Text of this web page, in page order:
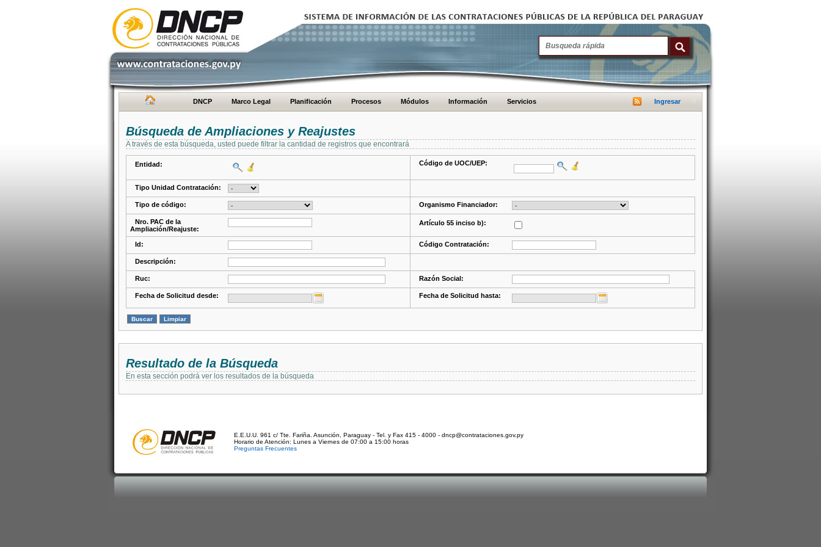
DNCP Marco Legal Planificación Procesos Módulos Información Servicios Ingresar
Búsqueda de Ampliaciones y Reajustes
A través de esta búsqueda, usted puede filtrar la cantidad de registros que encontrará
Entidad: Código de UOC/UEP:
Tipo Unidad Contratación:
Tipo de código: Organismo Financiador:
Nro. PAC de la
Ampliación/Reajuste:
Artículo 55 inciso b):
Id: Código Contratación:
Descripción:
Ruc: Razón Social:
Fecha de Solicitud desde: Fecha de Solicitud hasta:
Resultado de la Búsqueda
En esta sección podrá ver los resultados de la búsqueda
E.E.U.U. 961 c/ Tte. Fariña. Asunción, Paraguay - Tel. y Fax 415 - 4000 - dncp@contrataciones.gov.py
Horario de Atención: Lunes a Viernes de 07:00 a 15:00 horas
Preguntas Frecuentes